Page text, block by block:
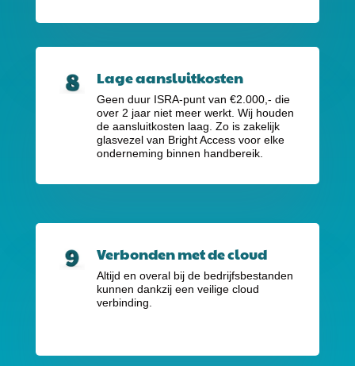
Lage aansluitkosten
Geen duur ISRA-punt van €2.000,- die
over 2 jaar niet meer werkt. Wij houden
de aansluitkosten laag. Zo is zakelijk
glasvezel van Bright Access voor elke
onderneming binnen handbereik.
Verbonden met de cloud
Altijd en overal bij de bedrijfsbestanden
kunnen dankzij een veilige cloud
verbinding.